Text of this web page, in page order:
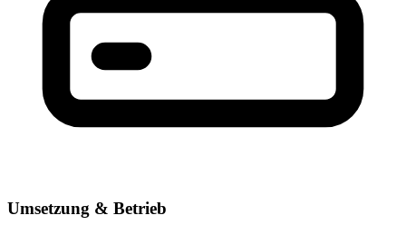
Umsetzung & Betrieb